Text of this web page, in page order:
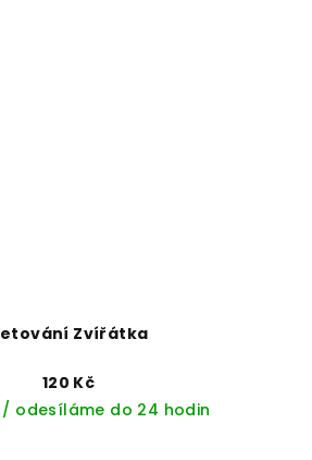
Zvířátka
120 Kč
/ odesíláme do 24 hodin